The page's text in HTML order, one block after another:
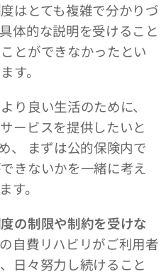
はとても複雑で分かりづ
体的な説明を受けること
とができなかったとい
す。
り良い生活のために、
ービスを提供したいと
、 まずは公的保険内で
きないかを一緒に考え
す。
の制限や制約を受けな
自費リハビリがご利用者
日々努力し続けること